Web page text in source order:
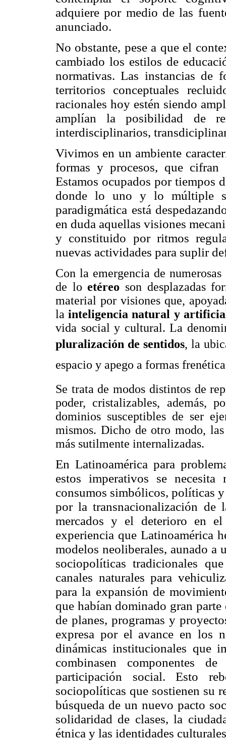
adquiere por medio de las
anunciado.
No obstante, pese a que el
cambiado los estilos de
normativas. Las instancias de
territorios conceptuales
racionales hoy estén siendo
amplían la posibilidad de
interdisciplinarios,
Vivimos en un ambiente
formas y procesos, que cifran
Estamos ocupados por tiempos
donde lo uno y lo múltiple
paradigmática está
en duda aquellas visiones
y constituido por ritmos
nuevas actividades para suplir
Con la emergencia de
de loetéreo son desplazadas
material por visiones que,
lainteligencia natural y
vida social y cultural. La
pluralización de sentidos, la
espacio y apego a formas
Se trata de modos distintos de
poder, cristalizables, además,
dominios susceptibles de ser
mismos. Dicho de otro modo,
más sutilmente internalizadas.
En Latinoamérica para
estos imperativos se
consumos simbólicos, políticas
por la transnacionalización de
mercados y el deterioro en
experiencia que Latinoamérica
modelos neoliberales, aunado a
sociopolíticas tradicionales
canales naturales para
para la expansión de
que habían dominado gran
de planes, programas y
expresa por el avance en los
dinámicas institucionales que
combinasen componentes
participación social. Esto
sociopolíticas que sostienen su
búsqueda de un nuevo pacto
solidaridad de clases, la
étnica y las identidades